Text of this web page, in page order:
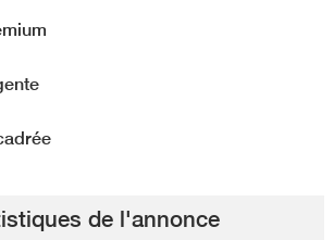
de l'annonce